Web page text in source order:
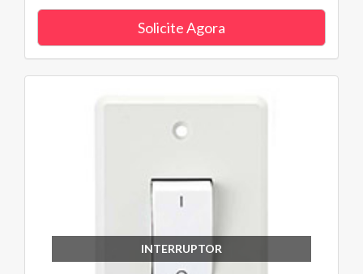
Solicite Agora
INTERRUPTOR